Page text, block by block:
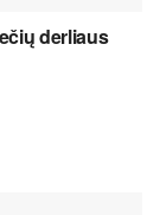
derliaus